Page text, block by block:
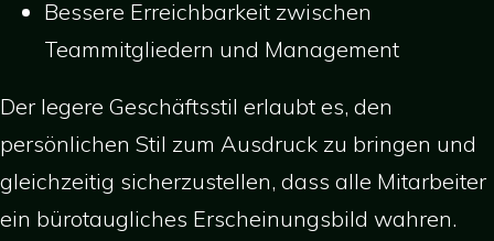
Bessere Erreichbarkeit zwischen
Teammitgliedern und Management
Der legere Geschäftsstil erlaubt es, den
persönlichen Stil zum Ausdruck zu bringen und
gleichzeitig sicherzustellen, dass alle Mitarbeiter
ein bürotaugliches Erscheinungsbild wahren.